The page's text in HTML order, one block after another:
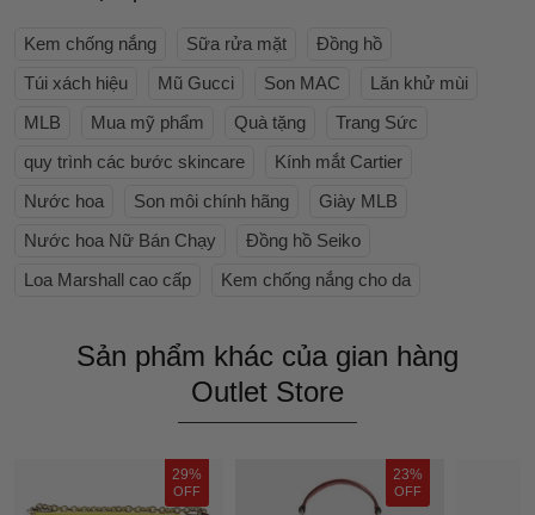
Kem chống nắng Sữa rửa mặt
Đồng hồ
Túi xách hiệu
Mũ Gucci Son MAC
Lăn khử mùi
MLB
Mua mỹ phẩm Quà tặng
Trang Sức
quy trình các bước skincare
Kính mắt Cartier
Nước hoa
Son môi chính hãng
Giày MLB
Nước hoa Nữ Bán Chạy
Đồng hồ Seiko
Loa Marshall cao cấp
Kem chống nắng cho da
Sản phẩm khác của gian hàng
Outlet Store
29%
OFF
23%
OFF